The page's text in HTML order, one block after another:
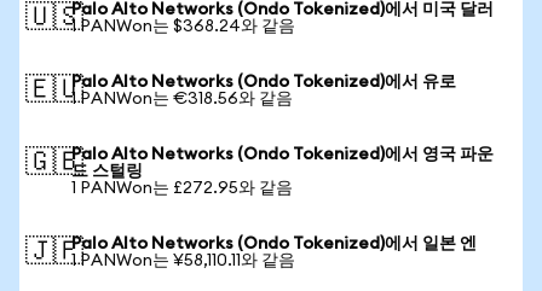
🇺🇸Palo Alto Networks (Ondo Tokenized)에서 미국 달러
1 PANWon는 $368.24와 같음
🇪🇺Palo Alto Networks (Ondo Tokenized)에서 유로
1 PANWon는 €318.56와 같음
🇬🇧Palo Alto Networks (Ondo Tokenized)에서 영국 파운
드 스털링
1 PANWon는 £272.95와 같음
🇯🇵Palo Alto Networks (Ondo Tokenized)에서 일본 엔
1 PANWon는 ¥58,110.11와 같음